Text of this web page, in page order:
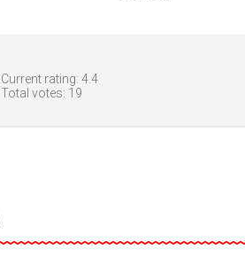
Current rating: 4.4
Total votes: 19